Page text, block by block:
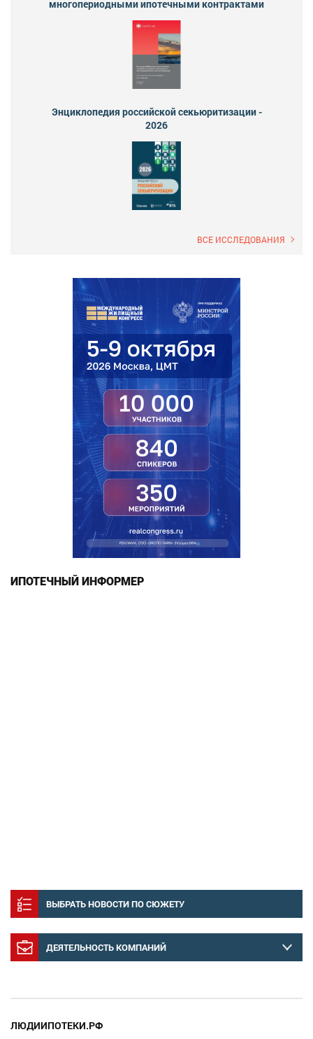
многопериодными ипотечными контрактами
Энциклопедия российской секьюритизации -
2026
ВСЕ ИССЛЕДОВАНИЯ
ИПОТЕЧНЫЙ ИНФОРМЕР
ВЫБРАТЬ НОВОСТИ ПО СЮЖЕТУ
ДЕЯТЕЛЬНОСТЬ КОМПАНИЙ
ЛЮДИИПОТЕКИ.РФ